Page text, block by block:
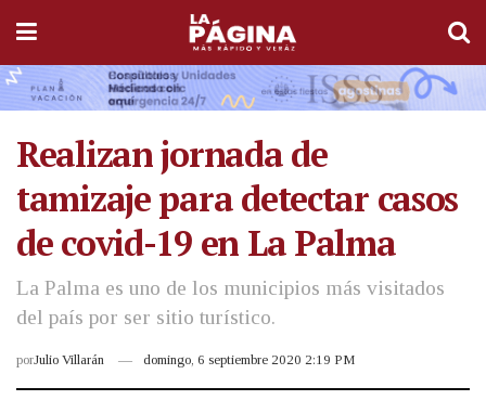
Realizan jornada de
tamizaje para detectar casos
de covid-19 en La Palma
La Palma es uno de los municipios más visitados
del país por ser sitio turístico.
porJulio Villarán domingo, 6 septiembre 2020 2:19 PM